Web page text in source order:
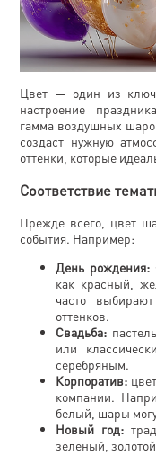
Цвет — один из
настроение
гамма воздушных
создаст нужную
оттенки, которые
Соответствие
Прежде всего, цвет
события. Например:
День рождения:
как красный,
часто
оттенков.
Свадьба:
или
серебряным.
Корпоратив:
компании.
белый, шары
Новый год:
зеленый,